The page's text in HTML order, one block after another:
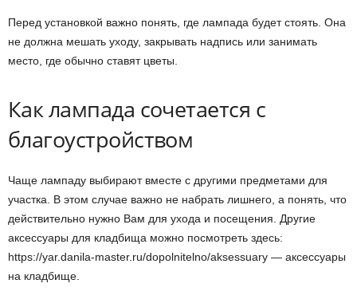
Перед установкой важно понять, где лампада будет стоять. Она
не должна мешать уходу, закрывать надпись или занимать
место, где обычно ставят цветы.
Как лампада сочетается с
благоустройством
Чаще лампаду выбирают вместе с другими предметами для
участка. В этом случае важно не набрать лишнего, а понять, что
действительно нужно Вам для ухода и посещения. Другие
аксессуары для кладбища можно посмотреть здесь:
https://yar.danila-master.ru/dopolnitelno/aksessuary — аксессуары
на кладбище.